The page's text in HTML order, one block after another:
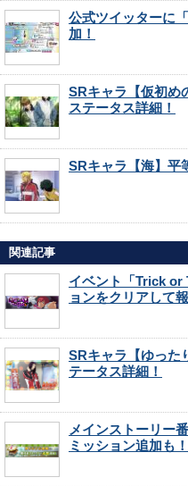
公式ツイッターに
加！
SRキャラ【仮初め
ステータス詳細！
SRキャラ【海】平
関連記事
イベント「Trick or
ョンをクリアして
SRキャラ【ゆった
テータス詳細！
メインストーリー
ミッション追加も！